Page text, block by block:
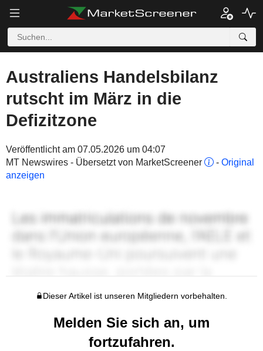
Australiens Handelsbilanz
rutscht im März in die
Defizitzone
Veröffentlicht am 07.05.2026 um 04:07
MT Newswires - Übersetzt von MarketScreener
- Original
anzeigen
Dieser Artikel ist unseren Mitgliedern vorbehalten.
Melden Sie sich an, um
fortzufahren.